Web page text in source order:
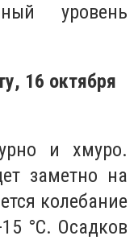
уровень
16 октября
и хмуро.
заметно на
колебание
°С. Осадков